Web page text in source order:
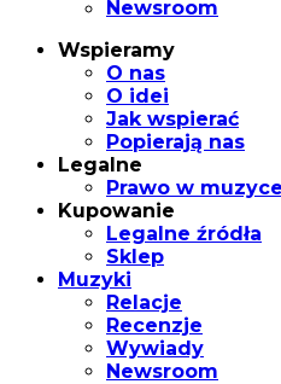
Newsroom
Wspieramy
O nas
O idei
Jak wspierać
Popierają nas
Legalne
Prawo w muzyce
Kupowanie
Legalne źródła
Sklep
Muzyki
Relacje
Recenzje
Wywiady
Newsroom